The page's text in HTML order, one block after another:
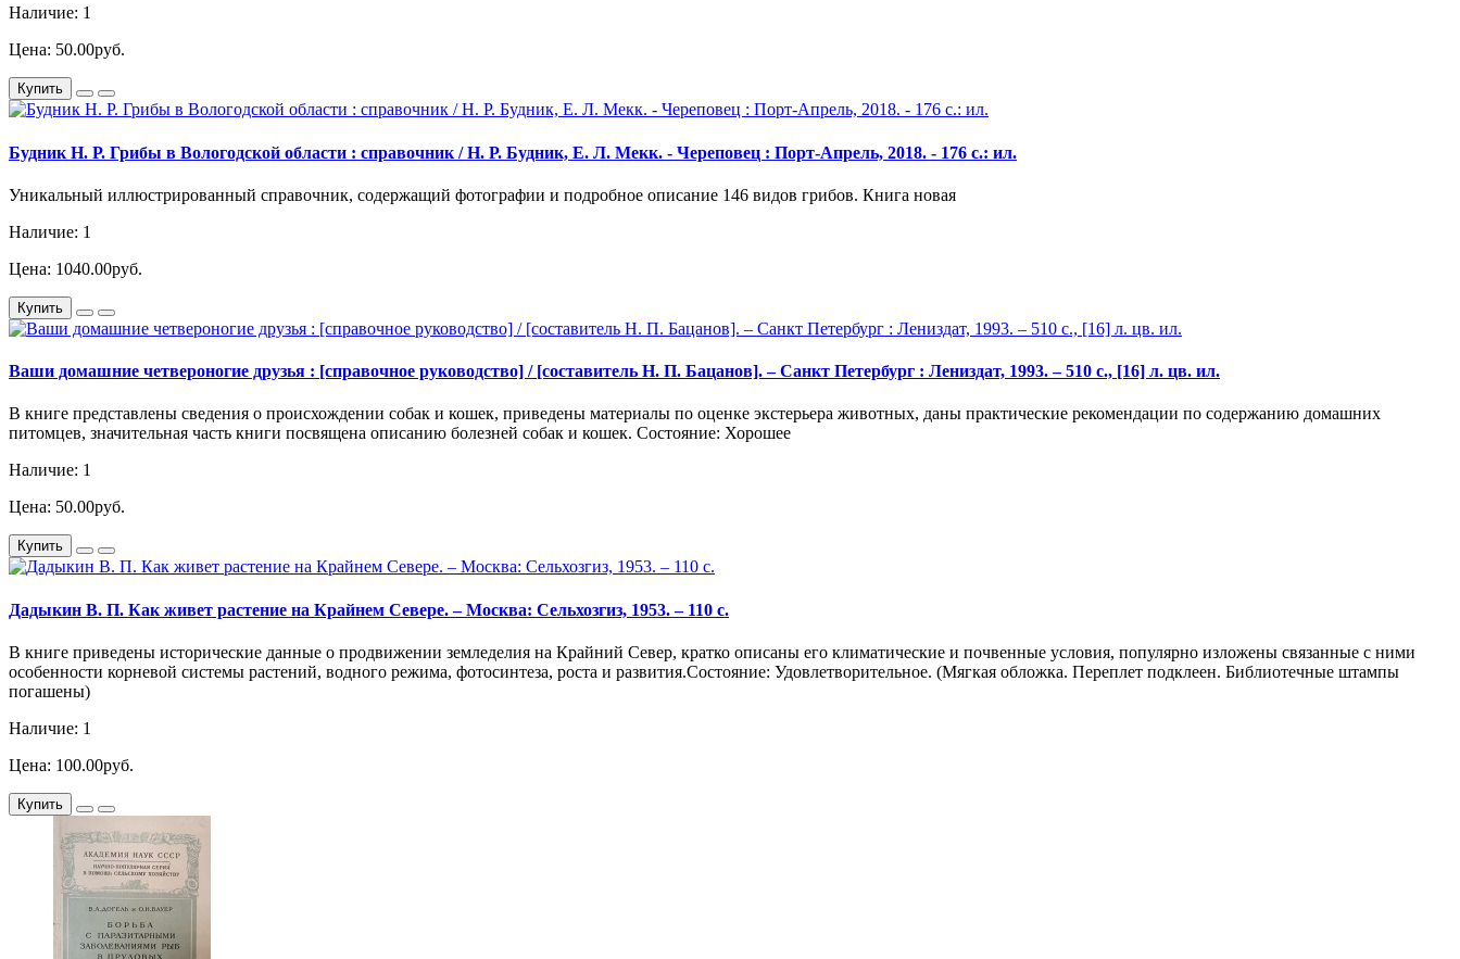
Наличие: 1
Цена: 50.00руб.
Купить
Будник Н. Р. Грибы в Вологодской области : справочник / Н. Р. Будник, Е. Л. Мекк. - Череповец : Порт-Апрель, 2018. - 176 с.: ил.
Уникальный иллюстрированный справочник, содержащий фотографии и подробное описание 146 видов грибов. Книга новая
Наличие: 1
Цена: 1040.00руб.
Купить
Ваши домашние четвероногие друзья : [справочное руководство] / [составитель Н. П. Бацанов]. – Санкт Петербург : Лениздат, 1993. – 510 с., [16] л. цв. ил.
В книге представлены сведения о происхождении собак и кошек, приведены материалы по оценке экстерьера животных, даны практические рекомендации по содержанию домашних
питомцев, значительная часть книги посвящена описанию болезней собак и кошек. Состояние: Хорошее
Наличие: 1
Цена: 50.00руб.
Купить
Дадыкин В. П. Как живет растение на Крайнем Севере. – Москва: Сельхозгиз, 1953. – 110 с.
В книге приведены исторические данные о продвижении земледелия на Крайний Север, кратко описаны его климатические и почвенные условия, популярно изложены связанные с ними
особенности корневой системы растений, водного режима, фотосинтеза, роста и развития.Состояние: Удовлетворительное. (Мягкая обложка. Переплет подклеен. Библиотечные штампы
погашены)
Наличие: 1
Цена: 100.00руб.
Купить